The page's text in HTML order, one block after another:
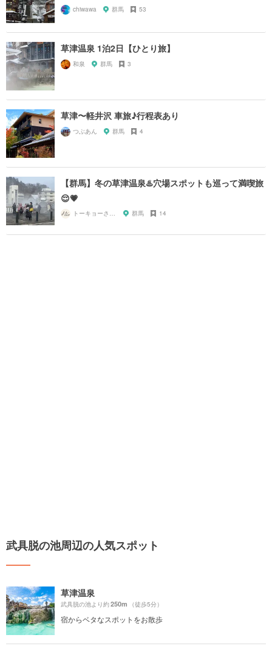
chiwawa 群馬 53
草津温泉 1泊2日【ひとり旅】
和泉 群馬 3
草津〜軽井沢 車旅♪行程表あり
つぶあん 群馬 4
【群馬】冬の草津温泉♨️穴場スポットも巡って満喫旅
😌💗
群馬 14
武具脱の池周辺の人気スポット
草津温泉
武具脱の池より約250m （徒歩5分）
宿からベタなスポットをお散歩